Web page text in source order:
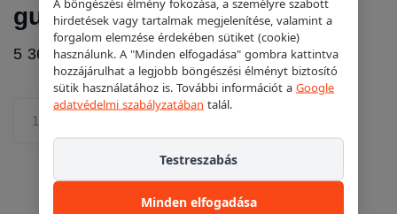
gumiszerelő gépekhez
5 360 Ft
hirdetések vagy tartalmak megjelenítése, valamint a
forgalom elemzése érdekében sütiket (cookie)
használunk. A "Minden elfogadása" gombra kattintva
hozzájárulhat a legjobb böngészési élményt biztosító
sütik használatához is. További információt a Google
adatvédelmi szabályzatában talál.
Minden elfogadása
Testreszabás